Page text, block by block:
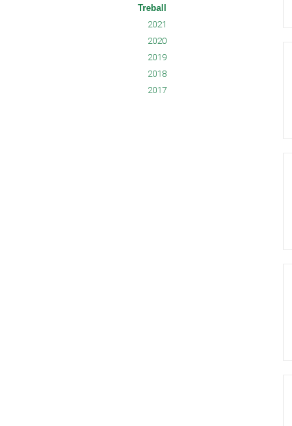
Treball
2021
2020
2019
2018
2017